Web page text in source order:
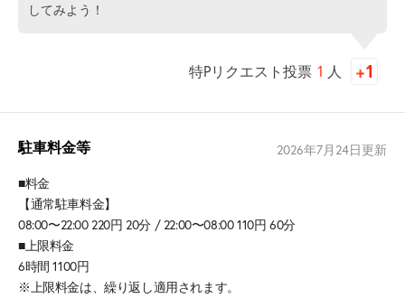
してみよう！
特Pリクエスト投票 1 人
駐車料金等 2026年7月24日更新
■料金
【通常駐車料金】
08:00〜22:00 220円 20分 / 22:00〜08:00 110円 60分
■上限料金
6時間 1100円
※上限料金は、繰り返し適用されます。